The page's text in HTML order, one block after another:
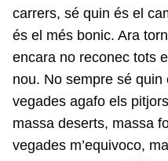
carrers, sé quin és el
és el més bonic. Ara
encara no reconec tots
nou. No sempre sé
vegades agafo els
massa deserts, massa
vegades m’equivoco,